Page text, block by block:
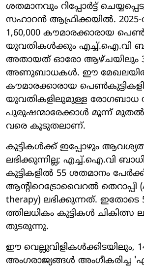
ശതമാനവും റിപ്പോർട്ട്
സഹാറൻ ആഫ്രിക്കയിൽ.
1,60,000 കൗമാരക്കാരായ
യുവതികൾക്കും എച്ച്.ഐ.വി
അതായത് ഓരോ ആഴ്ചയിലും
അണുബാധകൾ. ഈ
കൗമാരക്കാരായ
യുവതികളിലുമുള്ള രോഗബാധ
പുരുഷന്മാരേക്കാൾ മൂന്ന് മുതൽ
വരെ കൂടുതലാണ്.
കുട്ടികൾക്ക് ഇപ്പോഴും
ലഭിക്കുന്നില്ല; എച്ച്.ഐ.വി
കുട്ടികളിൽ 55 ശതമാനം
ആന്റിറെട്രോവൈറൽ തെറാപ്പി
therapy) ലഭിക്കുന്നത്. ഇതോടെ
ത്തിലധികം കുട്ടികൾ ചികിത്സ
തുടരുന്നു.
ഈ വെല്ലുവിളികൾക്കിടയിലും,
അംഗരാജ്യങ്ങൾ അംഗീകരിച്ച